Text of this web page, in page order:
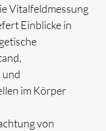
Vitalfeldmessung
Einblicke in
und
im Körper
von